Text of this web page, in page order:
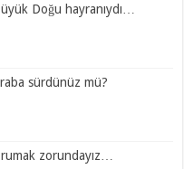
Doğu hayranıydı…
sürdünüz mü?
zorundayız…